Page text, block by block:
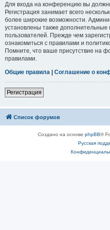
Для входа на конференцию вы
Регистрация занимает всего
более широкие возможности.
установлены также дополнительные
пользователей. Прежде чем
ознакомиться с правилами и
Помните, что ваше присутствие на
правилами.
Общие правила | Соглашение о
Регистрация
Список форумов
Создано на основе phpBB®
Русская